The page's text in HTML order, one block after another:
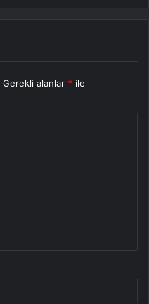
Gerekli alanlar * ile